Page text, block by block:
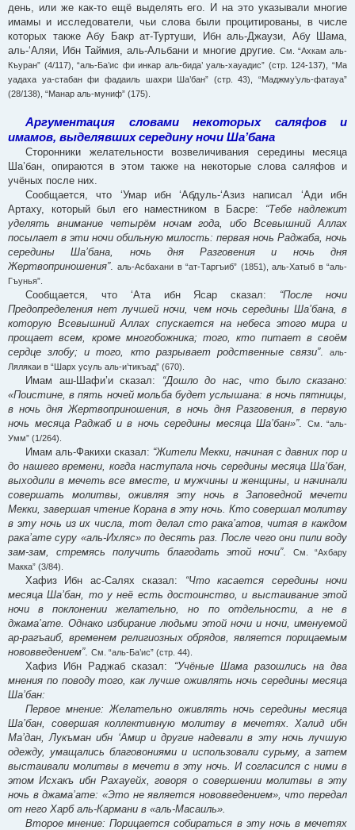
день, или же как-то ещё выделять его. И на это указывали многие
имамы и исследователи, чьи слова были процитированы, в числе
которых также Абу Бакр ат-Туртуши, Ибн аль-Джаузи, Абу Шама,
аль-‘Аляи, Ибн Таймия, аль-Альбани и многие другие.
См. “Ахкам аль-
Къуран” (4/117), “аль-Ба’ис фи инкар аль-бида’ уаль-хауадис” (стр. 124-137), “Ма
уадаха уа-стабан фи фадаиль шахри Ша’бан” (стр. 43), “Маджму’уль-фатауа”
(28/138), “Манар аль-муниф” (175).
Аргументация словами некоторых саляфов и
имамов, выделявших середину ночи Ша’бана
Сторонники желательности возвеличивания середины месяца
Ша’бан, опираются в этом также на некоторые слова саляфов и
учёных после них.
Сообщается, что ‘Умар ибн ‘Абдуль-‘Азиз написал ‘Ади ибн
Артаху, который был его наместником в Басре: “Тебе надлежит
уделять внимание четырём ночам года, ибо Всевышний Аллах
посылает в эти ночи обильную милость: первая ночь Раджаба, ночь
середины Ша’бана, ночь дня Разговения и ночь дня
Жертвоприношения”.аль-Асбахани в “ат-Таргъиб” (1851), аль-Хатыб в “аль-
Гъунья”.
Сообщается, что ‘Ата ибн Ясар сказал: “После ночи
Предопределения нет лучшей ночи, чем ночь середины Ша’бана, в
которую Всевышний Аллах спускается на небеса этого мира и
прощает всем, кроме многобожника; того, кто питает в своём
сердце злобу; и того, кто разрывает родственные связи”.
аль-
Лялякаи в “Шарх усуль аль-и’тикъад” (670).
Имам аш-Шафи’и сказал: “Дошло до нас, что было сказано:
«Поистине, в пять ночей мольба будет услышана: в ночь пятницы,
в ночь дня Жертвоприношения, в ночь дня Разговения, в первую
ночь месяца Раджаб и в ночь середины месяца Ша’бан»”.
См. “аль-
Умм” (1/264).
Имам аль-Факихи сказал: “Жители Мекки, начиная с давних пор и
до нашего времени, когда наступала ночь середины месяца Ша’бан,
выходили в мечеть все вместе, и мужчины и женщины, и начинали
совершать молитвы, оживляя эту ночь в Заповедной мечети
Мекки, завершая чтение Корана в эту ночь. Кто совершал молитву
в эту ночь из их числа, тот делал сто рака’атов, читая в каждом
рака’ате суру «аль-Ихляс» по десять раз. После чего они пили воду
зам-зам, стремясь получить благодать этой ночи”.
См. “Ахбару
Макка” (3/84).
Хафиз Ибн ас-Салях сказал: “Что касается середины ночи
месяца Ша’бан, то у неё есть достоинство, и выстаивание этой
ночи в поклонении желательно, но по отдельности, а не в
джама’ате. Однако избирание людьми этой ночи и ночи, именуемой
ар-рагъаиб, временем религиозных обрядов, является порицаемым
нововведением”. См. “аль-Ба’ис” (стр. 44).
Хафиз Ибн Раджаб сказал: “Учёные Шама разошлись на два
мнения по поводу того, как лучше оживлять ночь середины месяца
Ша’бан:
Первое мнение: Желательно оживлять ночь середины месяца
Ша’бан, совершая коллективную молитву в мечетях. Халид ибн
Ма’дан, Лукъман ибн ‘Амир и другие надевали в эту ночь лучшую
одежду, умащались благовониями и использовали сурьму, а затем
выстаивали молитвы в мечети в эту ночь. И согласился с ними в
этом Исхакъ ибн Рахауейх, говоря о совершении молитвы в эту
ночь в джама’ате: «Это не является нововведением», что передал
от него Харб аль-Кармани в «аль-Масаиль».
Второе мнение: Порицается собираться в эту ночь в мечетях